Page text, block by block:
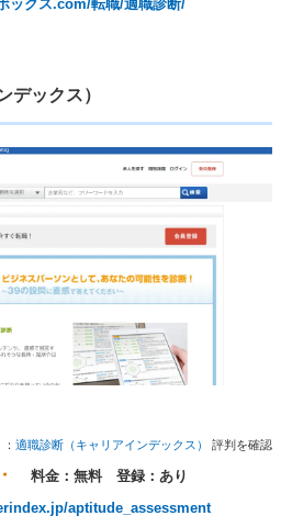
ックス.com/転職/適職診断/
デックス）
適職診断（キャリアインデックス） 評判を確認
料金：無料 登録：あり
aptitude_assessment